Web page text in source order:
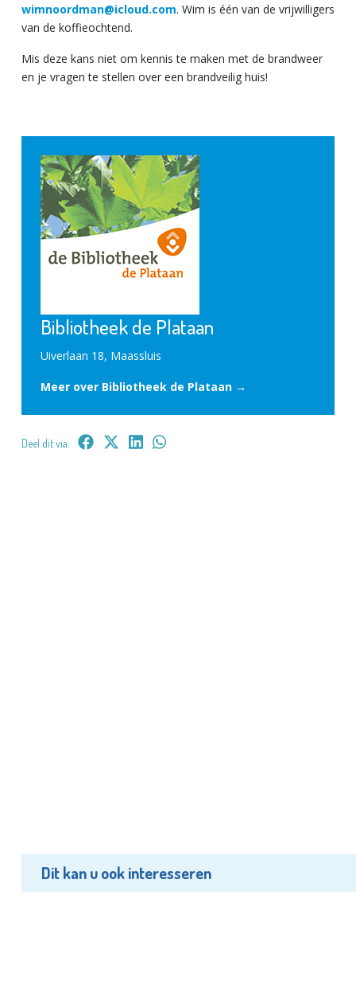
wimnoordman@icloud.com. Wim is één van de vrijwilligers
van de koffieochtend.
Mis deze kans niet om kennis te maken met de brandweer
en je vragen te stellen over een brandveilig huis!
Bibliotheek de Plataan
Uiverlaan 18, Maassluis
Meer over Bibliotheek de Plataan →
Deel dit via:
Dit kan u ook interesseren